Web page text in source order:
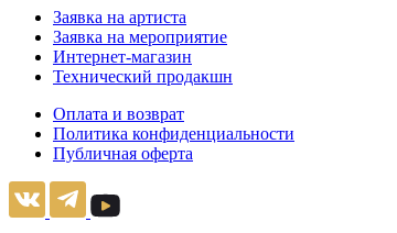
Заявка на артиста
Заявка на мероприятие
Интернет-магазин
Технический продакшн
Оплата и возврат
Политика конфиденциальности
Публичная оферта